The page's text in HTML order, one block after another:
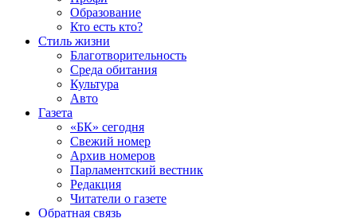
Образование
Кто есть кто?
Стиль жизни
Благотворительность
Среда обитания
Культура
Авто
Газета
«БК» сегодня
Свежий номер
Архив номеров
Парламентский вестник
Редакция
Читатели о газете
Обратная связь